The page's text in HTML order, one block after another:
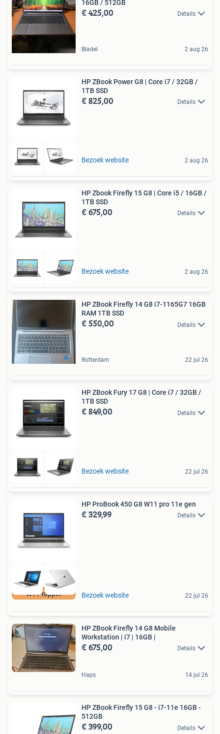
16GB / 512GB
€ 425,00 Details
Bladel 2 aug 26
HP ZBook Power G8 | Core i7 / 32GB /
1TB SSD
€ 825,00 Details
Bezoek website 2 aug 26
HP Zbook Firefly 15 G8 | Core i5 / 16GB /
1TB SSD
€ 675,00 Details
Bezoek website 2 aug 26
HP ZBook Firefly 14 G8 i7-1165G7 16GB
RAM 1TB SSD
€ 550,00 Details
Rotterdam 22 jul 26
HP ZBook Fury 17 G8 | Core i7 / 32GB /
1TB SSD
€ 849,00 Details
Bezoek website 22 jul 26
W11 topper
HP ProBook 450 G8 W11 pro 11e gen
€ 329,99 Details
Bezoek website 22 jul 26
HP ZBook Firefly 14 G8 Mobile
Workstation | i7 | 16GB |
€ 675,00 Details
Haps 14 jul 26
HP ZBook Firefly 15 G8 - i7-11e 16GB -
512GB
€ 399,00 Details